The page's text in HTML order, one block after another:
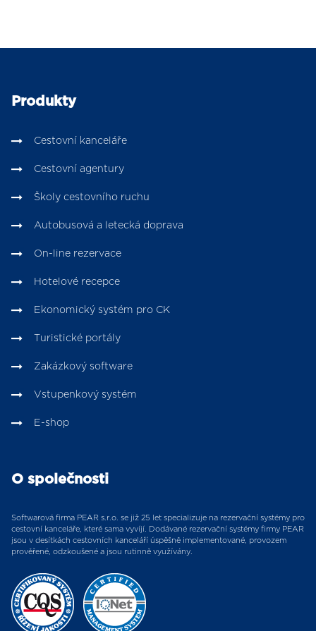
Produkty
Cestovní kanceláře
Cestovní agentury
Školy cestovního ruchu
Autobusová a letecká doprava
On-line rezervace
Hotelové recepce
Ekonomický systém pro CK
Turistické portály
Zakázkový software
Vstupenkový systém
E-shop
O společnosti
Softwarová firma PEAR s.r.o. se již 25 let specializuje na rezervační systémy pro
cestovní kanceláře, které sama vyvíjí. Dodávané rezervační systémy firmy PEAR
jsou v desítkách cestovních kanceláří úspěšně implementované, provozem
prověřené, odzkoušené a jsou rutinně využívány.